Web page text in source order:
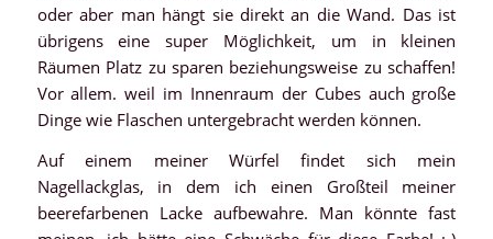
oder aber man hängt sie direkt an die Wand. Das ist
übrigens eine super Möglichkeit, um in kleinen
Räumen Platz zu sparen beziehungsweise zu schaffen!
Vor allem. weil im Innenraum der Cubes auch große
Dinge wie Flaschen untergebracht werden können.
Auf einem meiner Würfel findet sich mein
Nagellackglas, in dem ich einen Großteil meiner
beerefarbenen Lacke aufbewahre. Man könnte fast